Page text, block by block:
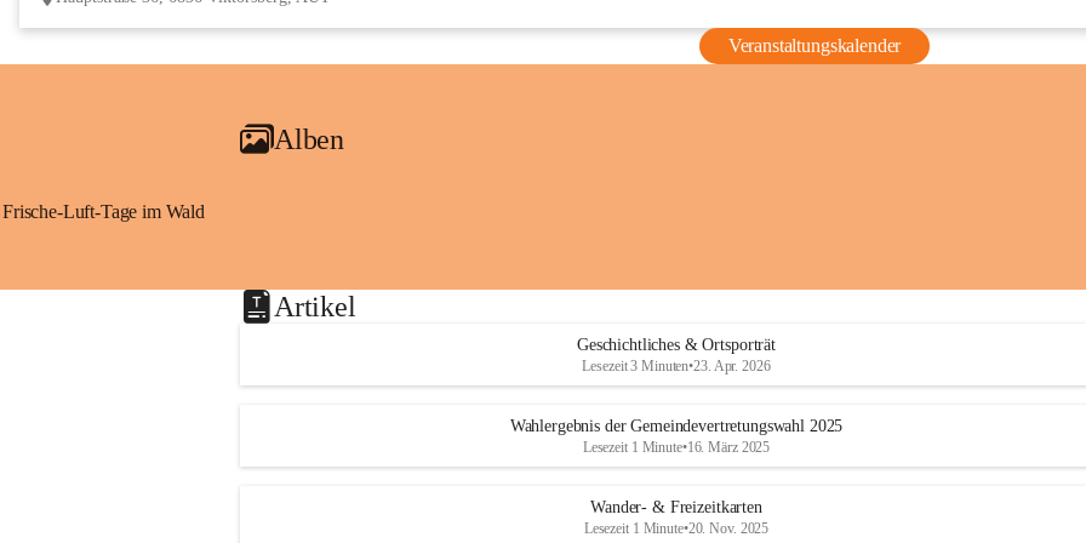
Veranstaltungskalender
Alben
Frische-Luft-Tage im Wald
Artikel
Geschichtliches & Ortsporträt
Lesezeit 3 Minuten•23. Apr. 2026
Wahlergebnis der Gemeindevertretungswahl 2025
Lesezeit 1 Minute•16. März 2025
Wander- & Freizeitkarten
Lesezeit 1 Minute•20. Nov. 2025